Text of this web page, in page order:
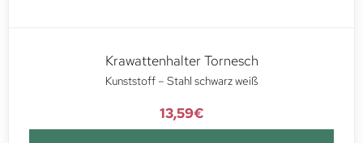
Krawattenhalter Tornesch
Kunststoff – Stahl schwarz weiß
13,59€